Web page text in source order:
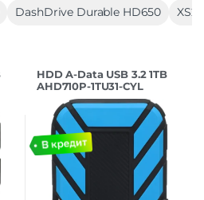
DashDrive Durable HD650
HDD A-Data USB 3.2 1TB
AHD710P-1TU31-CYL
HD710Pro DashDrive
Durable 2.5″ синий